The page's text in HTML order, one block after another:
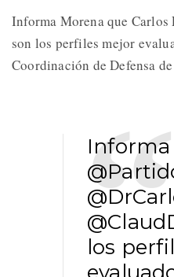
Informa Morena que
son los perfiles mejor
Coordinación de Defensa
Informa
los